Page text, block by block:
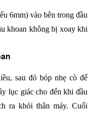
6mm) vào bên trong đầu
khoan không bị xoay khi
sau đó bóp nhẹ cò để
lục giác cho đến khi đầu
ra khỏi thân máy. Cuối